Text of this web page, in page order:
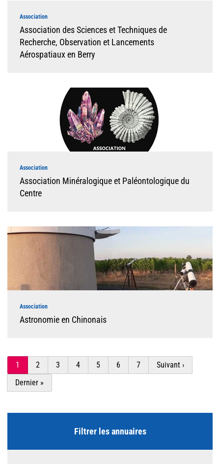
Association
Association des Sciences et Techniques de
Recherche, Observation et Lancements
Aérospatiaux en Berry
Association
Association Minéralogique et Paléontologique du
Centre
Association
Astronomie en Chinonais
Pagination
Page
courante
1 Page
2 Page
3 Page
4 Page
5 Page
6 Page
7
Page
suivante
Suivant ›
Dernière
page
Dernier »
Filtrer les annuaires